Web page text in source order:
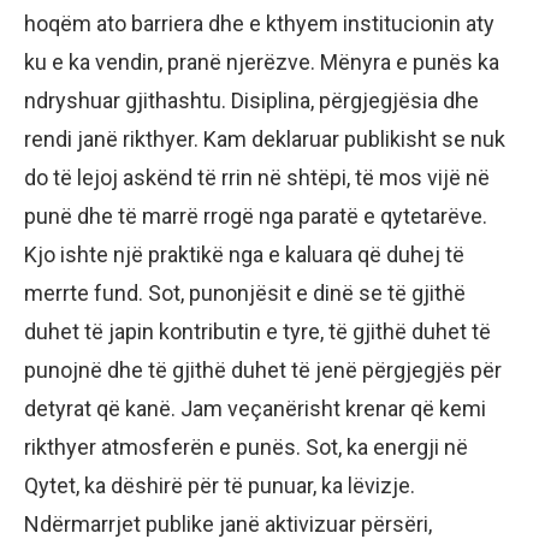
hoqëm ato barriera dhe e kthyem institucionin aty
ku e ka vendin, pranë njerëzve. Mënyra e punës ka
ndryshuar gjithashtu. Disiplina, përgjegjësia dhe
rendi janë rikthyer. Kam deklaruar publikisht se nuk
do të lejoj askënd të rrin në shtëpi, të mos vijë në
punë dhe të marrë rrogë nga paratë e qytetarëve.
Kjo ishte një praktikë nga e kaluara që duhej të
merrte fund. Sot, punonjësit e dinë se të gjithë
duhet të japin kontributin e tyre, të gjithë duhet të
punojnë dhe të gjithë duhet të jenë përgjegjës për
detyrat që kanë. Jam veçanërisht krenar që kemi
rikthyer atmosferën e punës. Sot, ka energji në
Qytet, ka dëshirë për të punuar, ka lëvizje.
Ndërmarrjet publike janë aktivizuar përsëri,